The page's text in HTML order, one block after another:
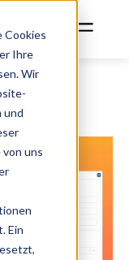
Cookies
Ihre
Wir
und
uns
Ein